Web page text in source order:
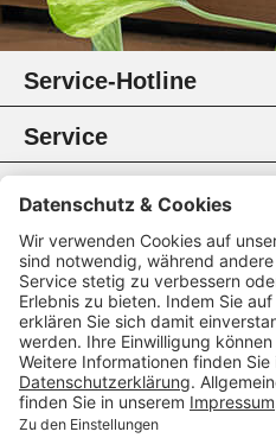
Service-Hotline
Service
Information
Rechtliches
Zahlungsmethoden
Zertifikate
Folgen Sie uns